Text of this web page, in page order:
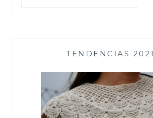
TENDENCIAS 2021